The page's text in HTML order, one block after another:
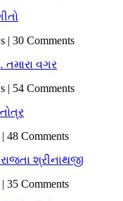
| 30 Comments
તમારા વગર
| 54 Comments
48 Comments
શ્રીનાથજી
35 Comments